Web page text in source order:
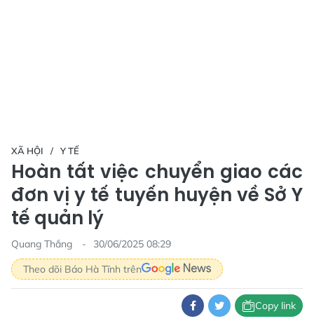
XÃ HỘI Y TẾ
Hoàn tất việc chuyển giao các
đơn vị y tế tuyến huyện về Sở Y
tế quản lý
Quang Thắng
30/06/2025 08:29
Theo dõi Báo Hà Tĩnh trên
Copy link